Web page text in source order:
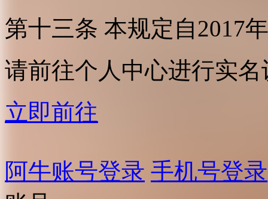
第十三条 本规定自2017
请前往个人中心进行实名
立即前往
阿牛账号登录 手机号登录